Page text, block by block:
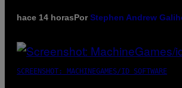
hace 14 horasPorStephen Andrew
SCREENSHOT: MACHINEGAMES/ID SOFTWARE